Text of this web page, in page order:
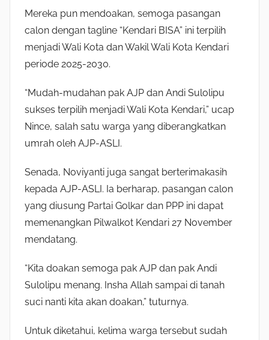
Mereka pun mendoakan, semoga pasangan
calon dengan tagline “Kendari BISA” ini terpilih
menjadi Wali Kota dan Wakil Wali Kota Kendari
periode 2025-2030.
“Mudah-mudahan pak AJP dan Andi Sulolipu
sukses terpilih menjadi Wali Kota Kendari,” ucap
Nince, salah satu warga yang diberangkatkan
umrah oleh AJP-ASLI.
Senada, Noviyanti juga sangat berterimakasih
kepada AJP-ASLI. Ia berharap, pasangan calon
yang diusung Partai Golkar dan PPP ini dapat
memenangkan Pilwalkot Kendari 27 November
mendatang.
“Kita doakan semoga pak AJP dan pak Andi
Sulolipu menang. Insha Allah sampai di tanah
suci nanti kita akan doakan,” tuturnya.
Untuk diketahui, kelima warga tersebut sudah